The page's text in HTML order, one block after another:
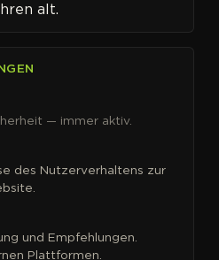
alt.
— immer aktiv.
des Nutzerverhaltens zur
und Empfehlungen.
Plattformen.